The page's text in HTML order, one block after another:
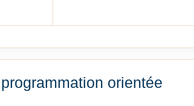
orientée